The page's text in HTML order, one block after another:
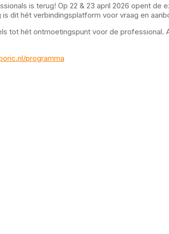
is terug! Op 22 & 23 april 2026 opent
dit hét verbindingsplatform voor vraag en
tot hét ontmoetingspunt voor de
programma